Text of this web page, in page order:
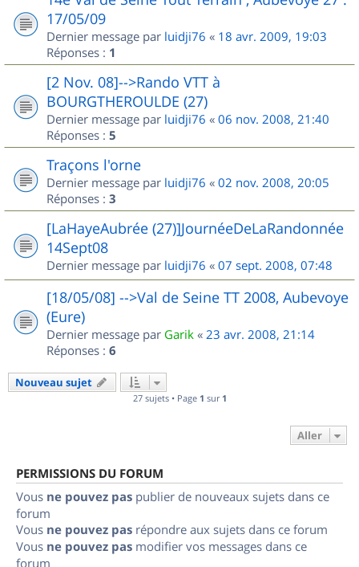
17/05/09
Dernier message par luidji76 « 18 avr. 2009, 19:03
Réponses : 1
[2 Nov. 08]-->Rando VTT à
BOURGTHEROULDE (27)
Dernier message par luidji76 « 06 nov. 2008, 21:40
Réponses : 5
Traçons l'orne
Dernier message par luidji76 « 02 nov. 2008, 20:05
Réponses : 3
[LaHayeAubrée (27)]JournéeDeLaRandonnée
14Sept08
Dernier message par luidji76 « 07 sept. 2008, 07:48
[18/05/08] -->Val de Seine TT 2008, Aubevoye
(Eure)
Dernier message par Garik « 23 avr. 2008, 21:14
Réponses : 6
Nouveau sujet
27 sujets • Page 1 sur 1
Aller
PERMISSIONS DU FORUM
Vous ne pouvez pas publier de nouveaux sujets dans ce
forum
Vous ne pouvez pas répondre aux sujets dans ce forum
Vous ne pouvez pas modifier vos messages dans ce
forum